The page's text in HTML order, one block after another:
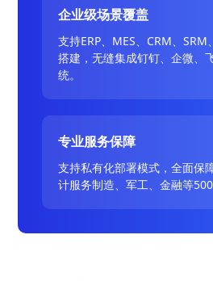
企业级场景覆盖
支持ERP、MES、CRM、
搭建，无缝集成钉钉、企微、
统。
专业服务保障
支持私有化部署模式，全面保
计服务制造、军工、金融等